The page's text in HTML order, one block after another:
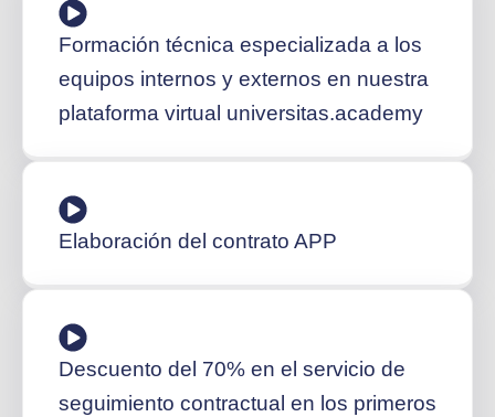
Formación técnica especializada a los
equipos internos y externos en nuestra
plataforma virtual universitas.academy
Elaboración del contrato APP
Descuento del 70% en el servicio de
seguimiento contractual en los primeros